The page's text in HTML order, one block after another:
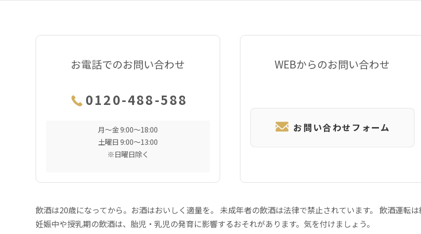
お電話でのお問い合わせ
0120-488-588
月〜金 9:00〜18:00
土曜日 9:00〜13:00
※日曜日除く
WEBからのお問い合わせ
お問い合わせフォーム
飲酒は20歳になってから。お酒はおいしく適量を。 未成年者の飲酒は法律で禁止されています。 飲酒運転は
妊娠中や授乳期の飲酒は、胎児・乳児の発育に影響するおそれがあります。気を付けましょう。